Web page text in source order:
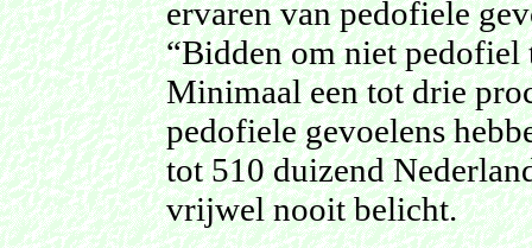
ervaren van pedofiele
“Bidden om niet pedofiel
Minimaal een tot drie
pedofiele gevoelens
tot 510 duizend
vrijwel nooit belicht.